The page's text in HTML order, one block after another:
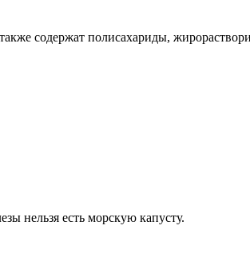
содержат полисахариды,
нельзя есть морскую капусту.